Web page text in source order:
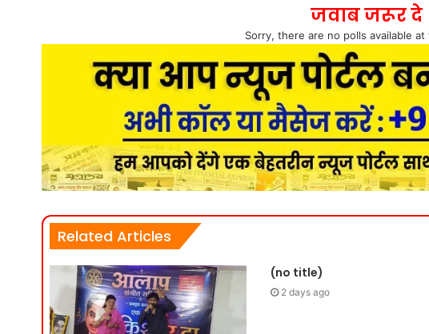
जवाब जरूर दे
Sorry, there are no polls available
Related Articles
(no title)
2 days ago